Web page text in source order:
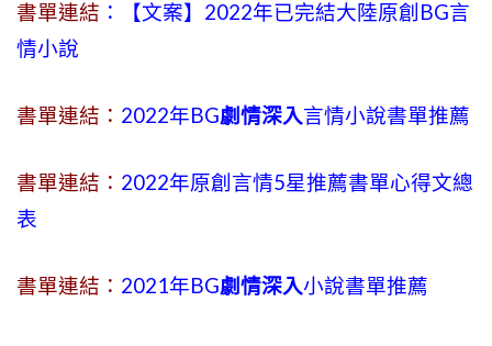
書單連結 ：【文案】2022年已完結大陸原創BG言
情小說
書單連結： 2022年BG劇情深入言情小說書單推薦
書單連結： 2022年原創言情5星推薦書單心得文總
表
書單連結： 2021年BG劇情深入小說書單推薦